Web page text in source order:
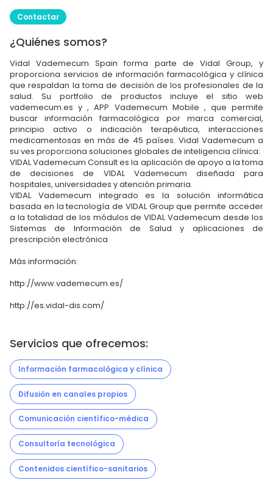
Contactar
¿Quiénes somos?
Vidal Vademecum Spain forma parte de Vidal Group, y
proporciona servicios de información farmacológica y clínica
que respaldan la toma de decisión de los profesionales de la
salud. Su portfolio de productos incluye el sitio web
vademecum.es y , APP Vademecum Mobile , que permite
buscar información farmacológica por marca comercial,
principio activo o indicación terapéutica, interacciones
medicamentosas en más de 45 países. Vidal Vademecum a
su ves proporciona soluciones globales de inteligencia clínica:
VIDAL Vademecum Consult es la aplicación de apoyo a la toma
de decisiones de VIDAL Vademecum diseñada para
hospitales, universidades y atención primaria.
VIDAL Vademecum integrado es la solución informática
basada en la tecnología de VIDAL Group que permite acceder
a la totalidad de los módulos de VIDAL Vademecum desde los
Sistemas de Información de Salud y aplicaciones de
prescripción electrónica
Más información:
http://www.vademecum.es/
http://es.vidal-dis.com/
Servicios que ofrecemos:
Información farmacológica y clínica
Difusión en canales propios
Comunicación científico-médica
Consultoría tecnológica
Contenidos científico-sanitarios